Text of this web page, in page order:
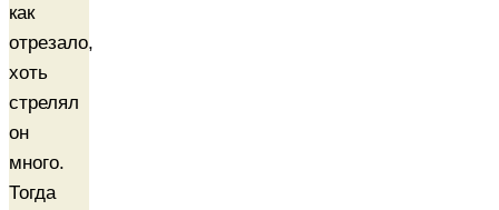
как
отрезало,
хоть
стрелял
он
много.
Тогда